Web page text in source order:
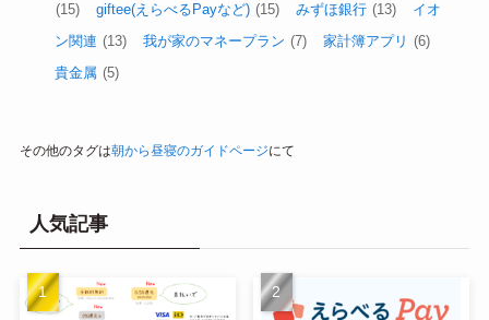
(15)
giftee(えらべるPayなど) (15) みずほ銀行 (13)
イオ
ン関連 (13) 我が家のマネープラン (7) 家計簿アプリ (6)
貴金属 (5)
その他のタグは朝から昼寝のガイドページにて
人気記事